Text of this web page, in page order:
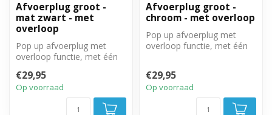
Afvoerplug groot -
mat zwart - met
overloop
Pop up afvoerplug met
overloop functie, met één
sluiten...
€29,95
Op voorraad
Afvoerplug groot -
chroom - met overloop
Pop up afvoerplug met
overloop functie, met één
€29,95
Op voorraad